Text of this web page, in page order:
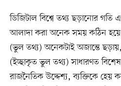
ডিজিটাল বিশ্বে তথ্য ছড়ানোর গতি
আলাদা করা অনেক সময় কঠিন
(ভুল তথ্য) অনেকটাই অজান্তে
(ইচ্ছাকৃত ভুল তথ্য) সাধারণত
রাজনৈতিক উদ্দেশ্য, ব্যক্তিকে হেয়